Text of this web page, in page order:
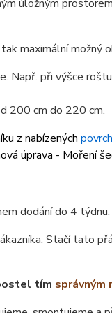
úložným
maximální možný
Např. při výšce
200 cm do 220 cm.
z nabízených
úprava - Moření
dodání do 4 týdnu.
Stačí tato
tím správným